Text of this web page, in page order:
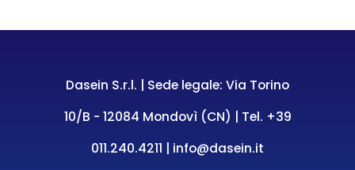
Dasein S.r.l. | Sede legale: Via Torino
10/B - 12084 Mondovì (CN) | Tel. +39
011.240.4211 | info@dasein.it